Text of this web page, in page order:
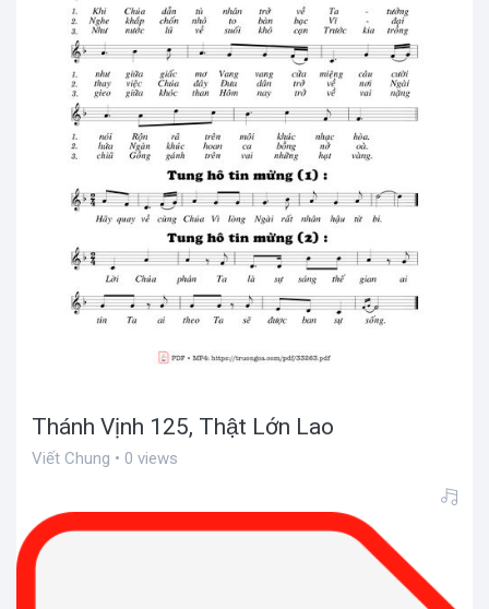
Thánh Vịnh 125, Thật Lớn Lao
Viết Chung • 0 views